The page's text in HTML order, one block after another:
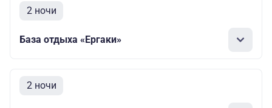
2 ночи
База отдыха «Ергаки»
2 ночи